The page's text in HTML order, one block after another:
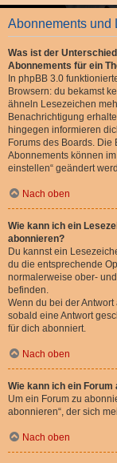
Abonnements und
Was ist der
Abonnements für ein
In phpBB 3.0
Browsern: du bekamst
ähneln Lesezeichen
Benachrichtigung
hingegen informieren
Forums des Boards.
Abonnements können
einstellen“ geändert
Nach oben
Wie kann ich ein
abonnieren?
Du kannst ein
du die entsprechende
normalerweise ober-
befinden.
Wenn du bei der
sobald eine Antwort
für dich abonniert.
Nach oben
Wie kann ich ein Forum
Um ein Forum zu
abonnieren“, der sich
Nach oben